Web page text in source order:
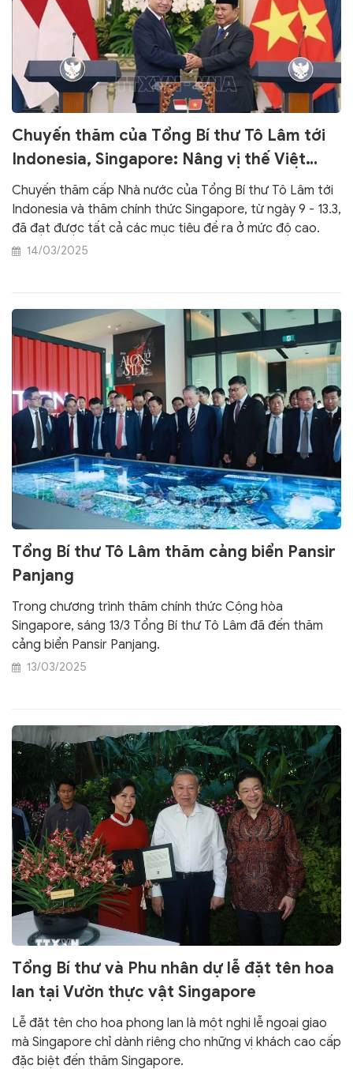
Chuyến thăm của Tổng Bí thư Tô Lâm tới
Indonesia, Singapore: Nâng vị thế Việt
Nam trong ASEAN
Chuyến thăm cấp Nhà nước của Tổng Bí thư Tô Lâm tới
Indonesia và thăm chính thức Singapore, từ ngày 9 - 13.3,
đã đạt được tất cả các mục tiêu đề ra ở mức độ cao.
14/03/2025
Tổng Bí thư Tô Lâm thăm cảng biển Pansir
Panjang
Trong chương trình thăm chính thức Cộng hòa
Singapore, sáng 13/3 Tổng Bí thư Tô Lâm đã đến thăm
cảng biển Pansir Panjang.
13/03/2025
Tổng Bí thư và Phu nhân dự lễ đặt tên hoa
lan tại Vườn thực vật Singapore
Lễ đặt tên cho hoa phong lan là một nghi lễ ngoại giao
mà Singapore chỉ dành riêng cho những vị khách cao cấp
đặc biệt đến thăm Singapore.